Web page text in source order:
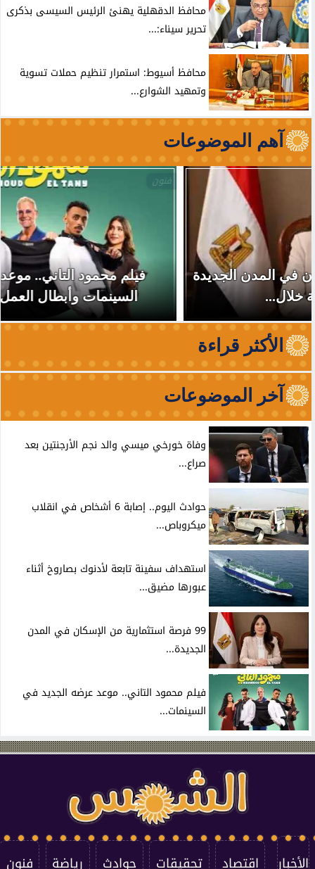
محافظ الدقهلية يهنئ الرئيس السيسى بذكرى
تحرير سيناء:...
محافظ أسيوط: استمرار تنظيم حملات تسوية
وتمهيد الشوارع...
آهم الموضوعات
فيلم محمود التاني.. موعد عرضه الجديد في
السينمات وأبطال العمل والأغنية الدعائية
الأكثر قراءة
آخر الموضوعات
وفاة خورخي ميسي والد نجم الأرجنتين بعد
صراع...
حوادث اليوم.. إصابة 6 أشخاص في انقلاب
ميكروباص...
استهداف سفينة تابعة لأدنوك بصاروخ أثناء
عبورها مضيق...
99 فرصة استثمارية من الإسكان في المدن
الجديدة...
فيلم محمود التاني.. موعد عرضه الجديد في
السينمات...
الأخبار اقتصاد تحقيقات حوادث رياضة فنون